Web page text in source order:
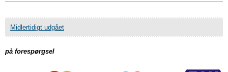
Midlertidigt udgået
på forespørgsel